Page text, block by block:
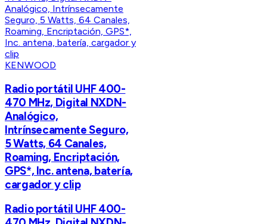
KENWOOD
Radio portátil UHF 400-
470 MHz, Digital NXDN-
Analógico,
Intrínsecamente Seguro,
5 Watts, 64 Canales,
Roaming, Encriptación,
GPS*, Inc. antena, batería,
cargador y clip
Radio portátil UHF 400-